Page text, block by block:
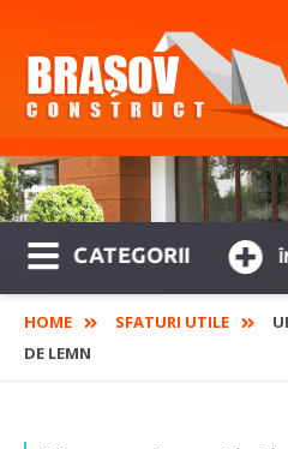
CATEGORII
HOME SFATURI UTILE
DE LEMN